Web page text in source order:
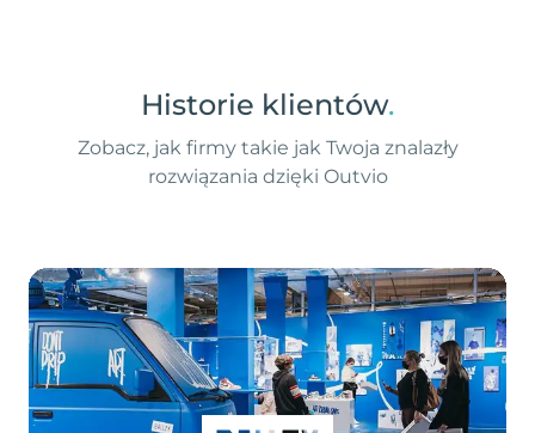
Historie klientów.
Zobacz, jak firmy takie jak Twoja znalazły
rozwiązania dzięki Outvio